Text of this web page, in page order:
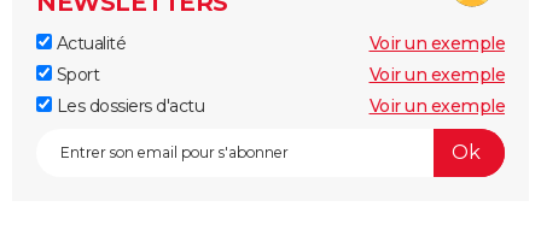
Actualité
Voir un exemple
Sport
Voir un exemple
Les dossiers d'actu
Voir un exemple